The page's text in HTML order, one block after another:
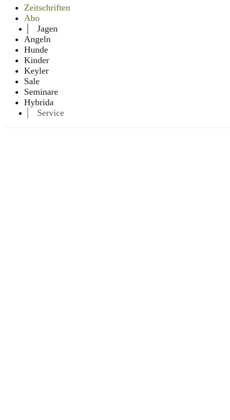
Zeitschriften
Abo
Jagen
Angeln
Hunde
Kinder
Keyler
Sale
Seminare
Hybrida
Service